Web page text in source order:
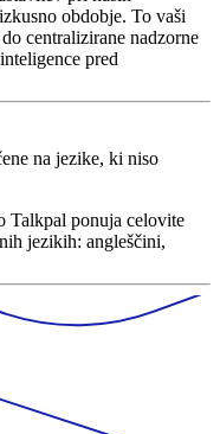
obdobje. To vaši
centralizirane nadzorne
pred
na jezike, ki niso
Talkpal ponuja celovite
jezikih: angleščini,